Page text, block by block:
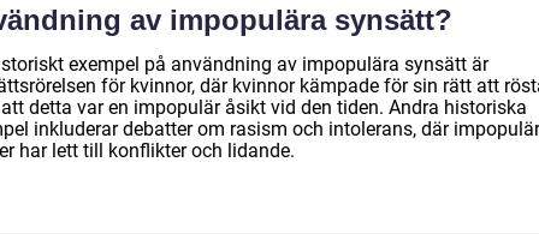
av impopulära synsätt?
exempel på användning av impopulära synsätt är
för kvinnor, där kvinnor kämpade för sin rätt att
detta var en impopulär åsikt vid den tiden. Andra historiska
inkluderar debatter om rasism och intolerans, där
har lett till konflikter och lidande.